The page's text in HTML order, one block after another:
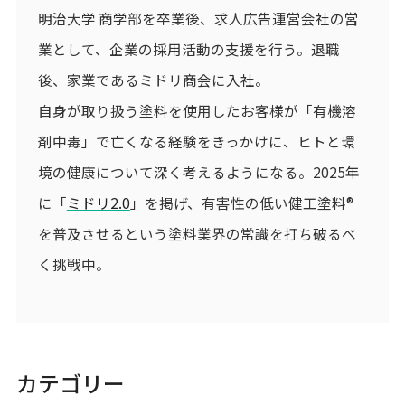
明治大学 商学部を卒業後、求人広告運営会社の営
業として、企業の採用活動の支援を行う。退職
後、家業であるミドリ商会に入社。
自身が取り扱う塗料を使用したお客様が「有機溶
剤中毒」で亡くなる経験をきっかけに、ヒトと環
境の健康について深く考えるようになる。2025年
に「ミドリ2.0 」を掲げ、有害性の低い健工塗料®
を普及させるという塗料業界の常識を打ち破るべ
く挑戦中。
カテゴリー